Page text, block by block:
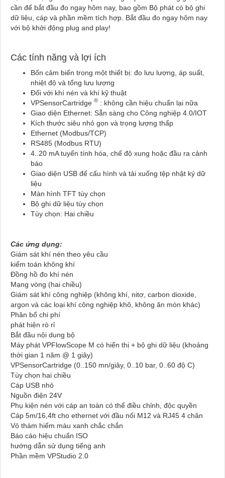
cần để bắt đầu đo ngay hôm nay, bao gồm Bộ phát có bộ ghi
dữ liệu, cáp và phần mềm tích hợp. Bắt đầu đo ngay hôm nay
với bộ khởi động plug and play!
Các tính năng và lợi ích
Bốn cảm biến trong một thiết bị: đo lưu lượng, áp suất,
nhiệt độ và tổng lưu lượng
Đối với khí nén và khí kỹ thuật
VPSensorCartridge ® : không cần hiệu chuẩn lại nữa
Giao diện Ethernet: Sẵn sàng cho Công nghiệp 4.0/IOT
Kích thước siêu nhỏ gọn và trọng lượng thấp
Ethernet (Modbus/TCP)
RS485 (Modbus RTU)
4..20 mA tuyến tính hóa, chế độ xung hoặc đầu ra cảnh
báo
Giao diện USB để cấu hình và tải xuống tệp nhật ký dữ
liệu
Màn hình TFT tùy chọn
Bộ ghi dữ liệu tùy chọn
Tùy chọn: Hai chiều
Các ứng dụng:
Giám sát khí nén theo yêu cầu
kiểm toán không khí
Đồng hồ đo khí nén
Mạng vòng (hai chiều)
Giám sát khí công nghiệp (không khí, nitơ, carbon dioxide,
argon và các loại khí công nghiệp khô, không ăn mòn khác)
Phân bổ chi phí
phát hiện rò rỉ
Bắt đầu nội dung bộ
Máy phát VPFlowScope M có hiển thị + bộ ghi dữ liệu (khoảng
thời gian 1 năm @ 1 giây)
VPSensorCartridge (0..150 mn/giây, 0..10 bar, 0..60 độ C)
Tùy chọn hai chiều
Cáp USB nhỏ
Nguồn điện 24V
Phụ kiện nén với cáp an toàn có thể điều chỉnh, độc quyền
Cáp 5m/16,4ft cho ethernet với đầu nối M12 và RJ45 4 chân
Vỏ thám hiểm màu xanh chắc chắn
Báo cáo hiệu chuẩn ISO
hướng dẫn sử dụng tiếng anh
Phần mềm VPStudio 2.0